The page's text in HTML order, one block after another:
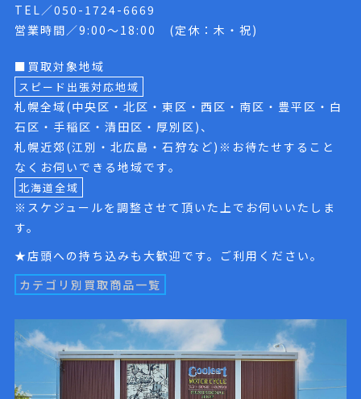
TEL／050-1724-6669
営業時間／9:00〜18:00 (定休：木・祝)
■買取対象地域
スピード出張対応地域
札幌全域(中央区・北区・東区・西区・南区・豊平区・白
石区・手稲区・清田区・厚別区)、
札幌近郊(江別・北広島・石狩など)※お待たせすること
なくお伺いできる地域です。
北海道全域
※スケジュールを調整させて頂いた上でお伺いいたしま
す。
★店頭への持ち込みも大歓迎です。ご利用ください。
カテゴリ別買取商品一覧